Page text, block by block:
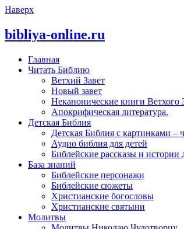
Наверх
bibliya-online.ru
Главная
Читать Библию
Ветхий Завет
Новый завет
Неканонические книги Ветхого
Апокрифическая литература.
Детская Библия
Детская Библия с картинками –
Аудио библия для детей
Библейские рассказы и истории
База знаний
Библейские персонажи
Библейские сюжеты
Христианские богословы
Христианские святыни
Молитвы